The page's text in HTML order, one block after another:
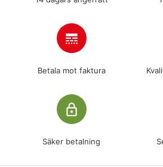
line_style
Betala mot faktura
lock_outline
Säker betalning